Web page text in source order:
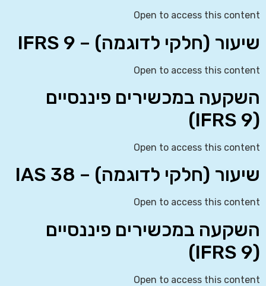
Open to access this content
שיעור (חלקי לדוגמה) – IFRS 9
Open to access this content
השקעה במכשירים פיננסיים
(IFRS 9)
Open to access this content
שיעור (חלקי לדוגמה) – IAS 38
Open to access this content
השקעה במכשירים פיננסיים
(IFRS 9)
Open to access this content